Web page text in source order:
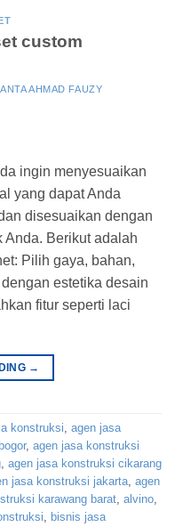
custom
AHMAD FAUZY
ingin menyesuaikan
yang dapat Anda
disesuaikan dengan
Anda. Berikut adalah
Pilih gaya, bahan,
estetika desain
fitur seperti laci
→
konstruksi, agen jasa
, agen jasa konstruksi
, agen jasa konstruksi cikarang
jasa konstruksi jakarta, agen
karawang barat, alvino,
, bisnis jasa